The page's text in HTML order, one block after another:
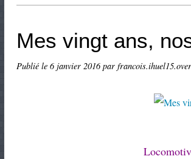
Mes vingt ans,
Publié le 6 janvier 2016par